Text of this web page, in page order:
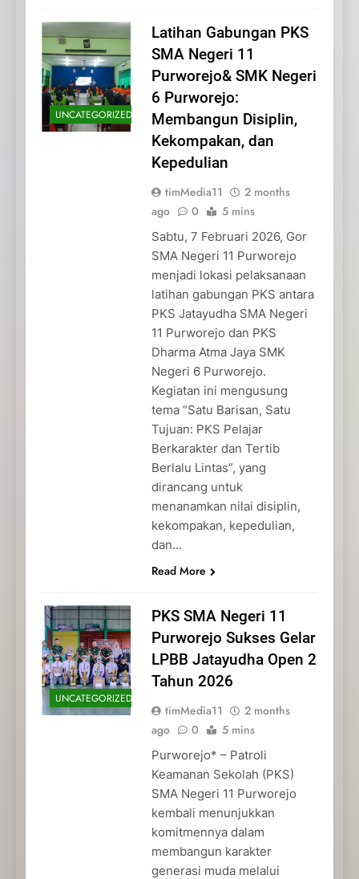
UNCATEGORIZED
Latihan Gabungan PKS
SMA Negeri 11
Purworejo& SMK Negeri
6 Purworejo:
Membangun Disiplin,
Kekompakan, dan
Kepedulian
timMedia11
2 months
ago
0 5 mins
Sabtu, 7 Februari 2026, Gor
SMA Negeri 11 Purworejo
menjadi lokasi pelaksanaan
latihan gabungan PKS antara
PKS Jatayudha SMA Negeri
11 Purworejo dan PKS
Dharma Atma Jaya SMK
Negeri 6 Purworejo.
Kegiatan ini mengusung
tema “Satu Barisan, Satu
Tujuan: PKS Pelajar
Berkarakter dan Tertib
Berlalu Lintas”, yang
dirancang untuk
menanamkan nilai disiplin,
kekompakan, kepedulian,
dan…
Read More
UNCATEGORIZED
PKS SMA Negeri 11
Purworejo Sukses Gelar
LPBB Jatayudha Open 2
Tahun 2026
timMedia11
2 months
ago
0 5 mins
Purworejo* – Patroli
Keamanan Sekolah (PKS)
SMA Negeri 11 Purworejo
kembali menunjukkan
komitmennya dalam
membangun karakter
generasi muda melalui